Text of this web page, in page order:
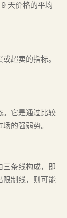
天价格的平均
超卖的指标。
。它是通过比较
的强弱势。
三条线构成，即
限制线，则可能